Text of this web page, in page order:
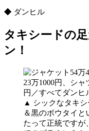
◆ ダンヒル
タキシードの
ン！
▲ シックなタキ
＆黒のボウタイ
たって正統ですが